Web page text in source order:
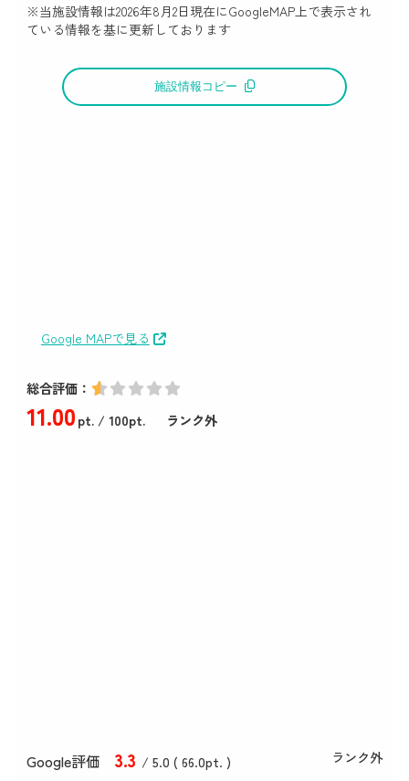
※当施設情報は2026年8月2日現在にGoogleMAP上で表示され
ている情報を基に更新しております
施設情報コピー
Google MAPで見る
総合評価：
11.00pt./ 100pt. ランク外
Google評価 3.3 / 5.0 ( 66.0pt. ) ランク外